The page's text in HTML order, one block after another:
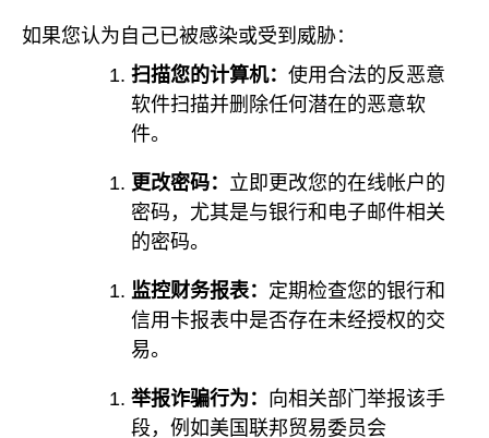
如果您认为自己已被感染或受到威胁：
扫描您的计算机： 使用合法的反恶意
软件扫描并删除任何潜在的恶意软
件。
更改密码： 立即更改您的在线帐户的
密码，尤其是与银行和电子邮件相关
的密码。
监控财务报表： 定期检查您的银行和
信用卡报表中是否存在未经授权的交
易。
举报诈骗行为： 向相关部门举报该手
段，例如美国联邦贸易委员会